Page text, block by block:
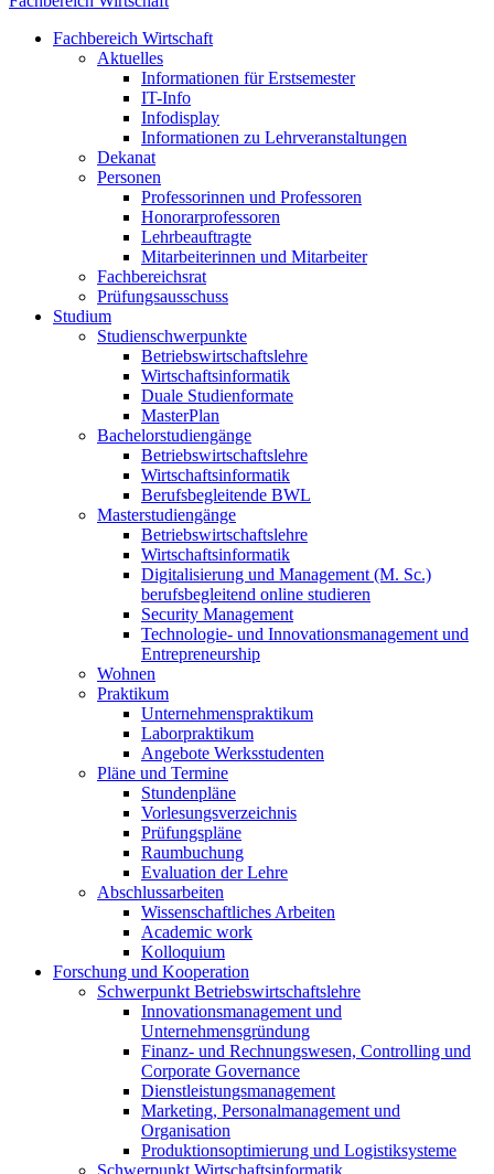
Fachbereich Wirtschaft
Aktuelles
Informationen für Erstsemester
IT-Info
Infodisplay
Informationen zu Lehrveranstaltungen
Dekanat
Personen
Professorinnen und Professoren
Honorarprofessoren
Lehrbeauftragte
Mitarbeiterinnen und Mitarbeiter
Fachbereichsrat
Prüfungsausschuss
Studium
Studienschwerpunkte
Betriebswirtschaftslehre
Wirtschaftsinformatik
Duale Studienformate
MasterPlan
Bachelorstudiengänge
Betriebswirtschaftslehre
Wirtschaftsinformatik
Berufsbegleitende BWL
Masterstudiengänge
Betriebswirtschaftslehre
Wirtschaftsinformatik
Digitalisierung und Management (M. Sc.)
berufsbegleitend online studieren
Security Management
Technologie- und Innovationsmanagement und
Entrepreneurship
Wohnen
Praktikum
Unternehmenspraktikum
Laborpraktikum
Angebote Werksstudenten
Pläne und Termine
Stundenpläne
Vorlesungsverzeichnis
Prüfungspläne
Raumbuchung
Evaluation der Lehre
Abschlussarbeiten
Wissenschaftliches Arbeiten
Academic work
Kolloquium
Forschung und Kooperation
Schwerpunkt Betriebswirtschaftslehre
Innovationsmanagement und
Unternehmensgründung
Finanz- und Rechnungswesen, Controlling und
Corporate Governance
Dienstleistungsmanagement
Marketing, Personalmanagement und
Organisation
Produktionsoptimierung und Logistiksysteme
Schwerpunkt Wirtschaftsinformatik